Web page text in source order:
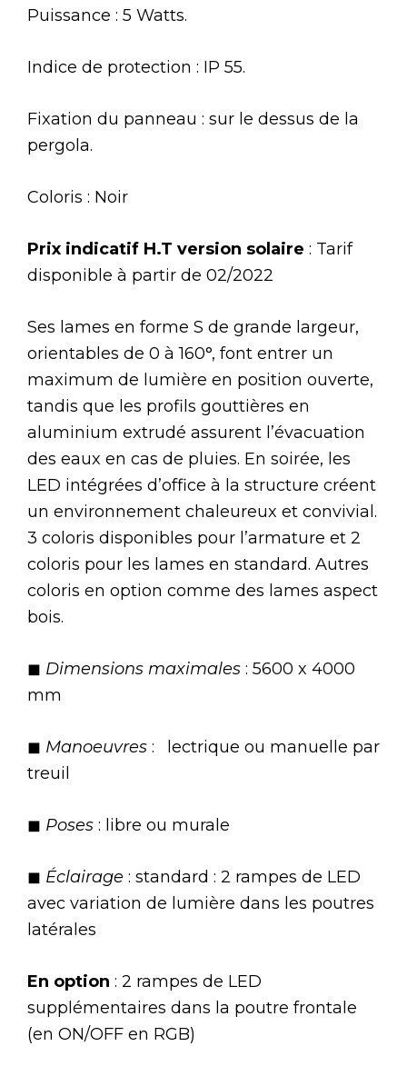
Puissance : 5 Watts.
Indice de protection : IP 55.
Fixation du panneau : sur le dessus de la
pergola.
Coloris : Noir
Prix indicatif H.T version solaire : Tarif
disponible à partir de 02/2022
Ses lames en forme S de grande largeur,
orientables de 0 à 160°, font entrer un
maximum de lumière en position ouverte,
tandis que les profils gouttières en
aluminium extrudé assurent l’évacuation
des eaux en cas de pluies. En soirée, les
LED intégrées d’office à la structure créent
un environnement chaleureux et convivial.
3 coloris disponibles pour l’armature et 2
coloris pour les lames en standard. Autres
coloris en option comme des lames aspect
bois.
◼ Dimensions maximales : 5600 x 4000
mm
◼ Manoeuvres : lectrique ou manuelle par
treuil
◼ Poses : libre ou murale
◼ Éclairage : standard : 2 rampes de LED
avec variation de lumière dans les poutres
latérales
En option : 2 rampes de LED
supplémentaires dans la poutre frontale
(en ON/OFF en RGB)